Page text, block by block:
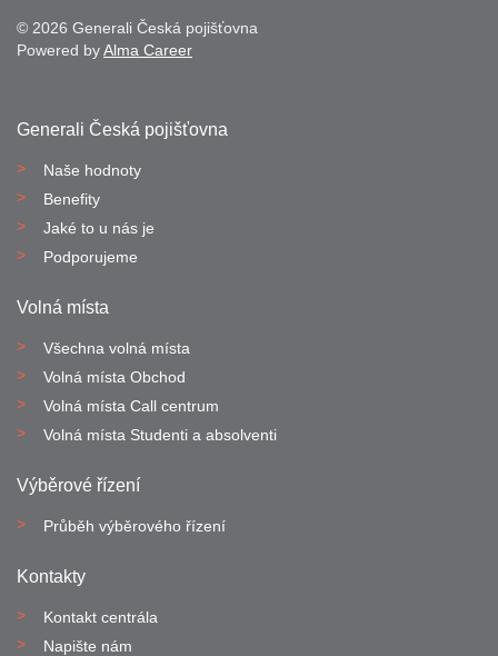
© 2026 Generali Česká pojišťovna
Powered byAlma Career
Generali Česká pojišťovna
Naše hodnoty
Benefity
Jaké to u nás je
Podporujeme
Volná místa
Všechna volná místa
Volná místa Obchod
Volná místa Call centrum
Volná místa Studenti a absolventi
Výběrové řízení
Průběh výběrového řízení
Kontakty
Kontakt centrála
Napište nám